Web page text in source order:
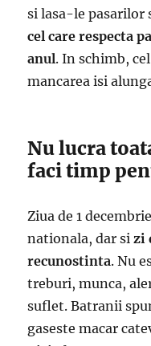
si lasa-le pasarilor
cel care respecta
anul. In schimb,
mancarea isi
Nu lucra
faci timp
Ziua de 1
nationala, dar sizi
recunostinta. Nu
treburi, munca,
suflet. Batranii
gaseste macar